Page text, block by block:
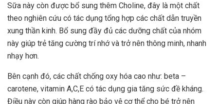
Sữa này còn được bổ sung thêm Choline, đây là một chất
theo nghiên cứu có tác dụng tổng hợp các chất dẫn truyền
xung thần kinh. Bổ sung đầy đủ các dưỡng chất của nhóm
này giúp trẻ tăng cường trí nhớ và trở nên thông minh, nhanh
nhạy hơn.
Bên cạnh đó, các chất chống oxy hóa cao như: beta –
carotene, vitamin A,C,E có tác dụng gia tăng sức đề kháng.
Điều này còn giúp hàng rào bảo vệ cơ thể cho bé trở nên